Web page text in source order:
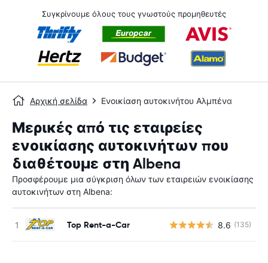
Συγκρίνουμε όλους τους γνωστούς προμηθευτές
Αρχική σελίδα Ενοικίαση αυτοκινήτου Αλμπένα
Μερικές από τις εταιρείες
ενοικίασης αυτοκινήτων που
διαθέτουμε στη Albena
Προσφέρουμε μια σύγκριση όλων των εταιρειών ενοικίασης
αυτοκινήτων στη Albena:
Top Rent-a-Car 8.6 (135)